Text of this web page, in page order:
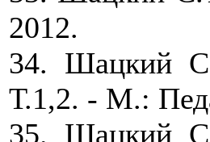
2012.
34. Шацкий
Т.1,2. - М.:
35. Шацкий